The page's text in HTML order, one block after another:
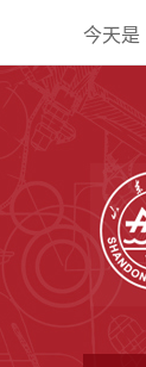
今天是